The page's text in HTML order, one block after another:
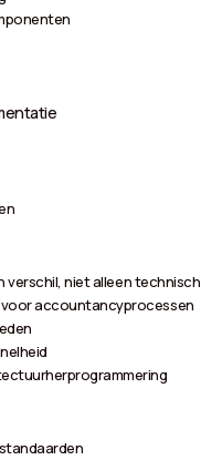
verschil, niet alleen technisch
accountancyprocessen